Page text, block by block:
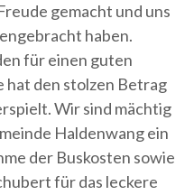
gemacht und uns
haben.
für einen guten
hat den stolzen Betrag
Wir sind mächtig
Haldenwang ein
der Buskosten sowie
für das leckere